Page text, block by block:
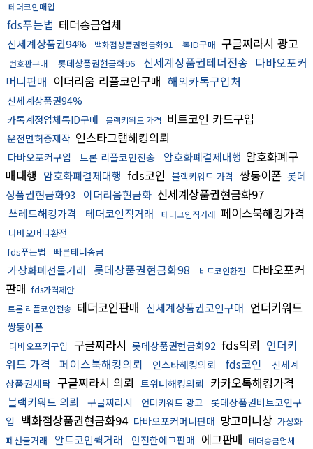
테더코인매입
fds푸는법 테더송금업체
신세계상품권94% 백화점상품권현금화91 톡ID구매 구글찌라시 광고
번호판구매 롯데상품권현금화96 신세계상품권테더전송 다바오포커
머니판매 이더리움 리플코인구매 해외카톡구입처
신세계상품권94%
카톡계정업체톡ID구매
블랙키워드 가격 비트코인 카드구입
운전면허증제작 인스타그램해킹의뢰
다바오포커구입 트론 리플코인전송 암호화폐결제대행 암호화폐구
매대행 암호화폐결제대행 fds코인 블랙키워드 가격 쌍둥이폰 롯데
상품권현금화93
이더리움현금화 신세계상품권현금화97
쓰레드해킹가격 테더코인직거래 테더코인직거래 페이스북해킹가격
다바오머니환전
fds푸는법
빠른테더송금
가상화폐선물거래 롯데상품권현금화98 비트코인환전
다바오포커
판매 fds가격제안
트론 리플코인전송 테더코인판매 신세계상품권코인구매 언더키워드
쌍둥이폰
다바오포커구입 구글찌라시 롯데상품권현금화92 fds의뢰 언더키
워드 가격
페이스북해킹의뢰 인스타해킹의뢰 fds코인
신세계
상품권세탁 구글찌라시 의뢰 트위터해킹의뢰 카카오톡해킹가격
블랙키워드 의뢰 구글찌라시 언더키워드 광고
롯데상품권비트코인구
입 백화점상품권현금화94 다바오포커머니판매 망고머니상 가상화
폐선물거래
알트코인퀵거래 안전한에그판매 에그판매 테더송금업체